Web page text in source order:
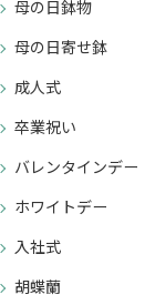
母の日鉢物
母の日寄せ鉢
成人式
卒業祝い
バレンタインデー
ホワイトデー
入社式
胡蝶蘭